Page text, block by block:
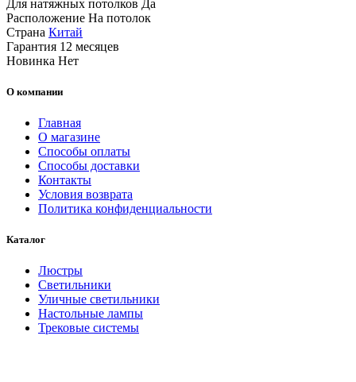
Для натяжных потолков Да
Расположение На потолок
Страна Китай
Гарантия 12 месяцев
Новинка Нет
О компании
Главная
О магазине
Способы оплаты
Способы доставки
Контакты
Условия возврата
Политика конфиденциальности
Каталог
Люстры
Светильники
Уличные светильники
Настольные лампы
Трековые системы